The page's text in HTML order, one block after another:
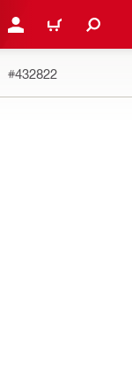
로그인 또는 회원가입
장바구니
#432822